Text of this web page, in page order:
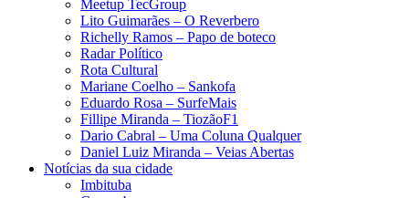
Meetup TecGroup
Lito Guimarães – O Reverbero
Richelly Ramos​ – Papo de boteco
Radar Político
Rota Cultural
Mariane Coelho – Sankofa
Eduardo Rosa​ – SurfeMais
Fillipe Miranda – TiozãoF1
Dario Cabral – Uma Coluna Qualquer
Daniel Luiz Miranda – Veias Abertas
Notícias da sua cidade
Imbituba